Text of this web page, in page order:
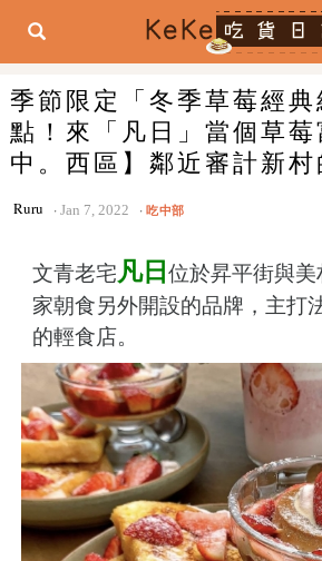
季節限定「冬季草莓經
點！來「凡日」當個草莓
中。西區】鄰近審計新村
Ruru Jan 7, 2022 吃中部
文青老宅凡日位於昇平街與
家朝食另外開設的品牌，主打
的輕食店。